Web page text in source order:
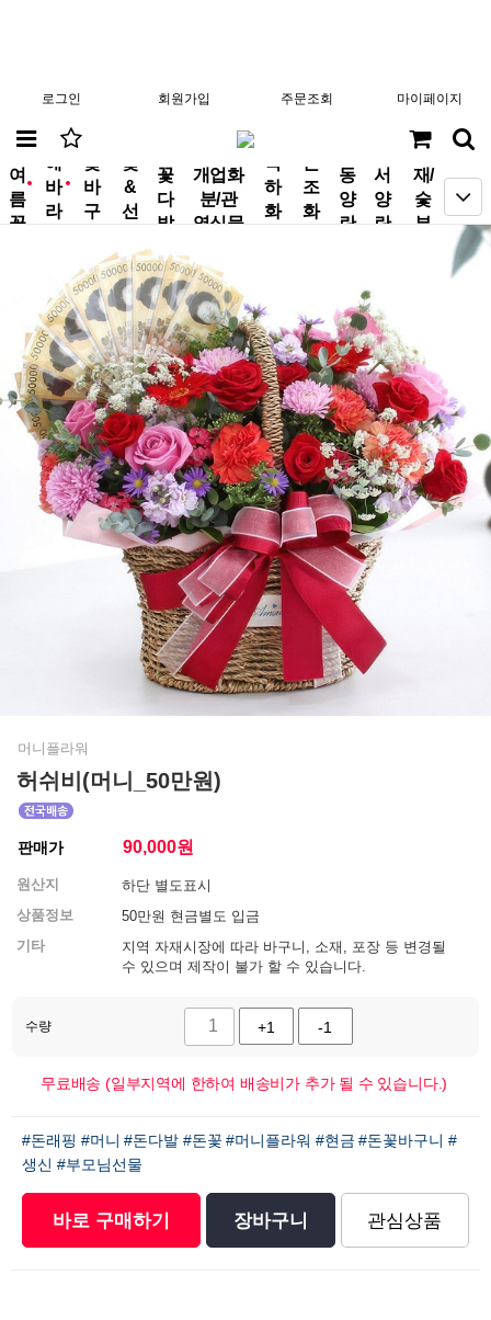
로그인 회원가입 주문조회 마이페이지
new
여
름
꽃
new
해
바
라
꽃
바
구
꽃
&
선
꽃
다
발
개업화
분/관
엽식물
축
하
화
근
조
화
동
양
란
서
양
란
분
재/
숯
부
머니플라워
허쉬비(머니_50만원)
판매가 90,000원
원산지
하단 별도표시
상품정보
50만원 현금별도 입금
기타
지역 자재시장에 따라 바구니, 소재, 포장 등 변경될
수 있으며 제작이 불가 할 수 있습니다.
수량 +1 -1
무료배송 (일부지역에 한하여 배송비가 추가 될 수 있습니다.)
#돈래핑 #머니 #돈다발 #돈꽃 #머니플라워 #현금 #돈꽃바구니 #
생신 #부모님선물
바로 구매하기 장바구니 관심상품